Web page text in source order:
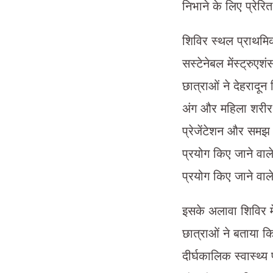
निभाने के लिए
शिविर स्थल
सस्टेनेबल
छात्राओं ने देहरादून
अंग और महिला
प्रेजेंटेशन और समझ के
प्रयोग किए जाने वाले
प्रयोग किए जाने
इसके अलावा
छात्राओं ने बताया
दीर्घकालिक